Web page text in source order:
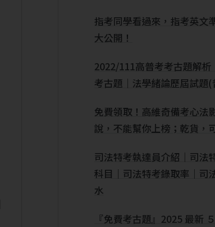
指考同學看過來，指考英文
大公開！
2022/111高普考考古題解析
考古題｜法學緒論歷屆試題(
免費領取！高維奇備考心法
說，不能幫你上榜；乾貨，
司法特考執達員介紹｜司法
科目｜司法特考錄取率｜司
水
『免費考古題』2025 最新